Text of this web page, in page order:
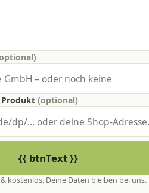
Produkt (optional)
{{ btnText }}
kostenlos. Deine Daten bleiben bei uns.